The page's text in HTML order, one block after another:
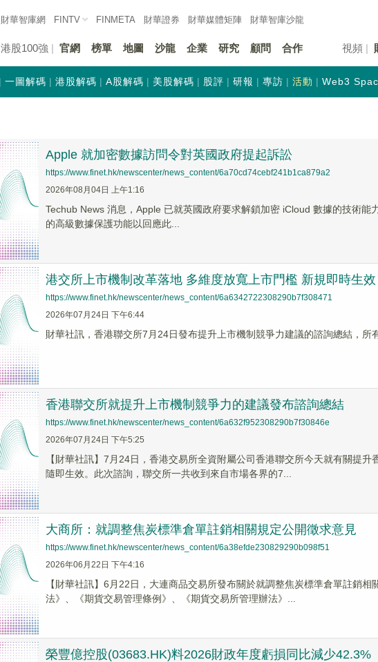
財華智庫網 FINTV FINMETA 財華證券 財華媒體矩陣 財華智庫沙龍
港股100強 官網 榜單 地圖 沙龍 企業 研究 顧問 合作 視頻
一圖解碼 港股解碼 A股解碼 美股解碼 股評 研報 專訪 活動 Web3
Apple 就加密數據訪問令對英國政府提起訴訟
https://www.finet.hk/newscenter/news_content/6a70cd74cebf241b1ca879a2
2026年08月04日 上午1:16
Techub News 消息，Apple 已就英國政府要求解鎖加密 iCloud 數據的技術
的高級數據保護功能以回應此...
港交所上市機制改革落地 多維度放寬上市門檻 新規即時生效
https://www.finet.hk/newscenter/news_content/6a6342722308290b7f308471
2026年07月24日 下午6:44
財華社訊，香港聯交所7月24日發布提升上市機制競爭力建議的諮詢總結，所
香港聯交所就提升上市機制競爭力的建議發布諮詢總結
https://www.finet.hk/newscenter/news_content/6a632f952308290b7f30846e
2026年07月24日 下午5:25
【財華社訊】7月24日，香港交易所全資附屬公司香港聯交所今天就有關提
隨即生效。此次諮詢，聯交所一共收到來自市場各界的7...
大商所：就調整焦炭標準倉單註銷相關規定公開徵求意見
https://www.finet.hk/newscenter/news_content/6a38efde230829290b098f51
2026年06月22日 下午4:16
【財華社訊】6月22日，大連商品交易所發布關於就調整焦炭標準倉單註銷
法》、《期貨交易管理條例》、《期貨交易所管理辦法》...
榮豐億控股(03683.HK)料2026財政年度虧損同比減少42.3%